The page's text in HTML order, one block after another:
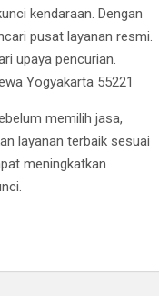
kendaraan. Dengan
pusat layanan resmi.
upaya pencurian.
Yogyakarta 55221
memilih jasa,
layanan terbaik sesuai
meningkatkan